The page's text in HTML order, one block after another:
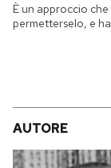
È un approccio
permetterselo, e
AUTORE